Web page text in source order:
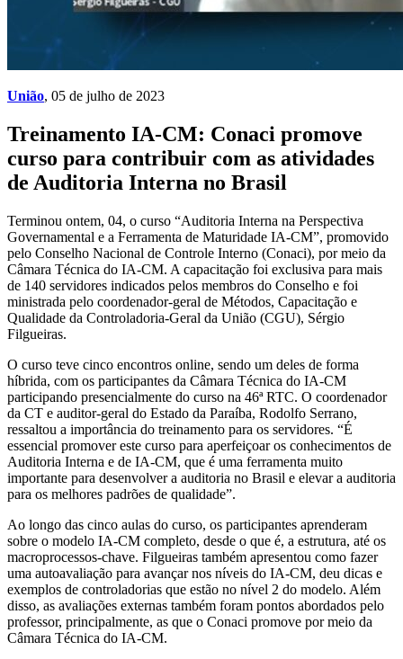
União, 05 de julho de 2023
Treinamento IA-CM: Conaci promove
curso para contribuir com as atividades
de Auditoria Interna no Brasil
Terminou ontem, 04, o curso “Auditoria Interna na Perspectiva
Governamental e a Ferramenta de Maturidade IA-CM”, promovido
pelo Conselho Nacional de Controle Interno (Conaci), por meio da
Câmara Técnica do IA-CM. A capacitação foi exclusiva para mais
de 140 servidores indicados pelos membros do Conselho e foi
ministrada pelo coordenador-geral de Métodos, Capacitação e
Qualidade da Controladoria-Geral da União (CGU), Sérgio
Filgueiras.
O curso teve cinco encontros online, sendo um deles de forma
híbrida, com os participantes da Câmara Técnica do IA-CM
participando presencialmente do curso na 46ª RTC. O coordenador
da CT e auditor-geral do Estado da Paraíba, Rodolfo Serrano,
ressaltou a importância do treinamento para os servidores. “É
essencial promover este curso para aperfeiçoar os conhecimentos de
Auditoria Interna e de IA-CM, que é uma ferramenta muito
importante para desenvolver a auditoria no Brasil e elevar a auditoria
para os melhores padrões de qualidade”.
Ao longo das cinco aulas do curso, os participantes aprenderam
sobre o modelo IA-CM completo, desde o que é, a estrutura, até os
macroprocessos-chave. Filgueiras também apresentou como fazer
uma autoavaliação para avançar nos níveis do IA-CM, deu dicas e
exemplos de controladorias que estão no nível 2 do modelo. Além
disso, as avaliações externas também foram pontos abordados pelo
professor, principalmente, as que o Conaci promove por meio da
Câmara Técnica do IA-CM.